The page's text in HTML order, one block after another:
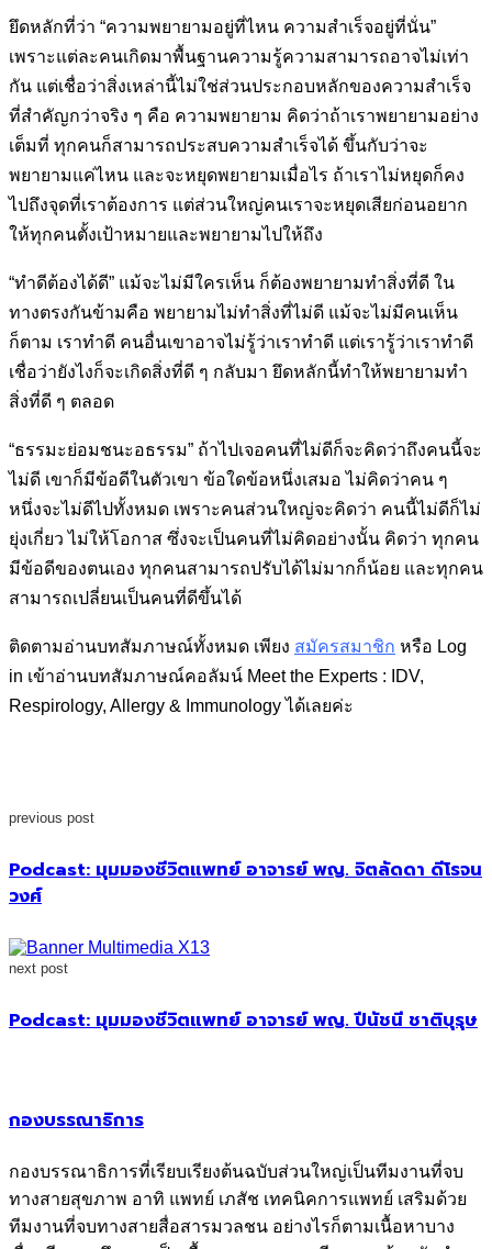
ยึดหลักที่ว่า “ความพยายามอยู่ที่ไหน ความสำเร็จอยู่ที่นั่น”
เพราะแต่ละคนเกิดมาพื้นฐานความรู้ความสามารถอาจไม่เท่า
กัน แต่เชื่อว่าสิ่งเหล่านี้ไม่ใช่ส่วนประกอบหลักของความสำเร็จ
ที่สำคัญกว่าจริง ๆ คือ ความพยายาม คิดว่าถ้าเราพยายามอย่าง
เต็มที่ ทุกคนก็สามารถประสบความสำเร็จได้ ขึ้นกับว่าจะ
พยายามแค่ไหน และจะหยุดพยายามเมื่อไร ถ้าเราไม่หยุดก็คง
ไปถึงจุดที่เราต้องการ แต่ส่วนใหญ่คนเราจะหยุดเสียก่อนอยาก
ให้ทุกคนตั้งเป้าหมายและพยายามไปให้ถึง
“ทำดีต้องได้ดี” แม้จะไม่มีใครเห็น ก็ต้องพยายามทำสิ่งที่ดี ใน
ทางตรงกันข้ามคือ พยายามไม่ทำสิ่งที่ไม่ดี แม้จะไม่มีคนเห็น
ก็ตาม เราทำดี คนอื่นเขาอาจไม่รู้ว่าเราทำดี แต่เรารู้ว่าเราทำดี
เชื่อว่ายังไงก็จะเกิดสิ่งที่ดี ๆ กลับมา ยึดหลักนี้ทำให้พยายามทำ
สิ่งที่ดี ๆ ตลอด
“ธรรมะย่อมชนะอธรรม” ถ้าไปเจอคนที่ไม่ดีก็จะคิดว่าถึงคนนี้จะ
ไม่ดี เขาก็มีข้อดีในตัวเขา ข้อใดข้อหนึ่งเสมอ ไม่คิดว่าคน ๆ
หนึ่งจะไม่ดีไปทั้งหมด เพราะคนส่วนใหญ่จะคิดว่า คนนี้ไม่ดีก็ไม่
ยุ่งเกี่ยว ไม่ให้โอกาส ซึ่งจะเป็นคนที่ไม่คิดอย่างนั้น คิดว่า ทุกคน
มีข้อดีของตนเอง ทุกคนสามารถปรับได้ไม่มากก็น้อย และทุกคน
สามารถเปลี่ยนเป็นคนที่ดีขึ้นได้
ติดตามอ่านบทสัมภาษณ์ทั้งหมด เพียง สมัครสมาชิก หรือ Log
in เข้าอ่านบทสัมภาษณ์คอลัมน์ Meet the Experts : IDV,
Respirology, Allergy & Immunology ได้เลยค่ะ
previous post
Podcast: มุมมองชีวิตแพทย์ อาจารย์ พญ. จิตลัดดา ดีโรจน
วงศ์
next post
Podcast: มุมมองชีวิตแพทย์ อาจารย์ พญ. ปีนัชนี ชาติบุรุษ
กองบรรณาธิการ
กองบรรณาธิการที่เรียบเรียงต้นฉบับส่วนใหญ่เป็นทีมงานที่จบ
ทางสายสุขภาพ อาทิ แพทย์ เภสัช เทคนิคการแพทย์ เสริมด้วย
ทีมงานที่จบทางสายสื่อสารมวลชน อย่างไรก็ตามเนื้อหาบาง